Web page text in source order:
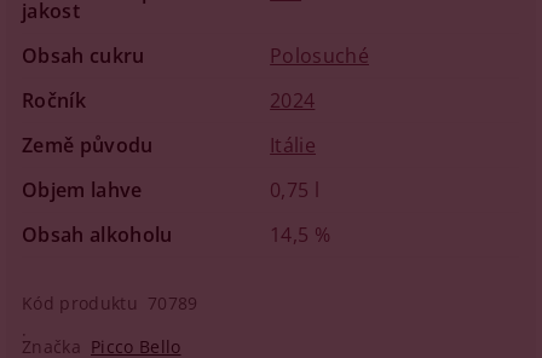
jakost
Obsah cukru
Polosuché
Ročník
2024
Země původu
Itálie
Objem lahve
0,75 l
Obsah alkoholu
14,5 %
Kód produktu 70789
Značka Picco Bello